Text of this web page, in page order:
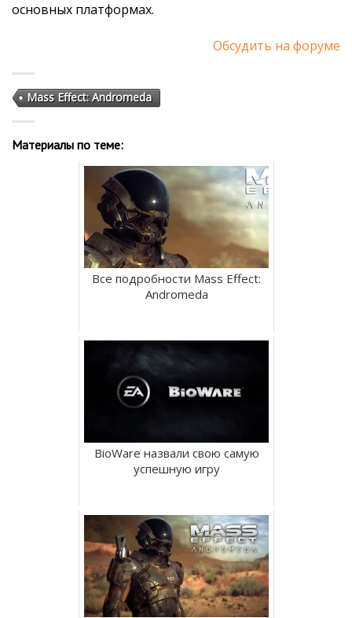
основных платформах.
Обсудить на форуме
Mass Effect: Andromeda
Материалы по теме:
Все подробности Mass Effect:
Andromeda
BioWare назвали свою самую
успешную игру